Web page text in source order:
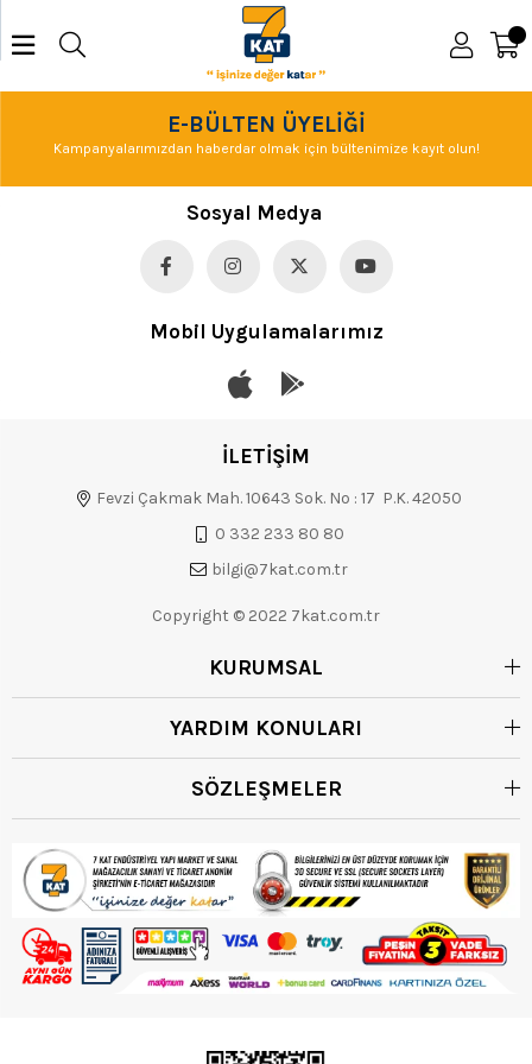
E-BÜLTEN ÜYELİĞİ
Kampanyalarımızdan haberdar olmak için bültenimize kayıt olun!
Sosyal Medya
Mobil Uygulamalarımız
İLETİŞİM
Fevzi Çakmak Mah. 10643 Sok. No : 17 P.K. 42050
0 332 233 80 80
bilgi@7kat.com.tr
Copyright © 2022 7kat.com.tr
KURUMSAL
YARDIM KONULARI
SÖZLEŞMELER